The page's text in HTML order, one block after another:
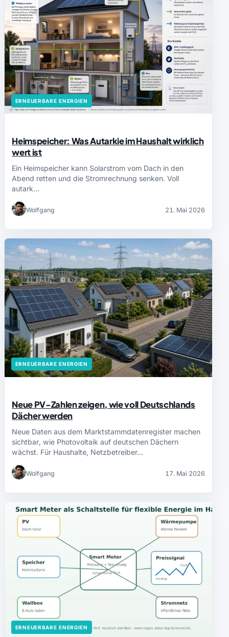
ERNEUERBARE ENERGIEN
Heimspeicher: Was Autarkie im Haushalt wirklich
wert ist
Ein Heimspeicher kann Solarstrom vom Dach in den
Abend retten und die Stromrechnung senken. Voll
autark…
Wolfgang 21. Mai 2026
ERNEUERBARE ENERGIEN
Neue PV-Zahlen zeigen, wie voll Deutschlands
Dächer werden
Neue Daten aus dem Marktstammdatenregister machen
sichtbar, wie Photovoltaik auf deutschen Dächern
wächst. Für Haushalte, Netzbetreiber…
Wolfgang 17. Mai 2026
ERNEUERBARE ENERGIEN